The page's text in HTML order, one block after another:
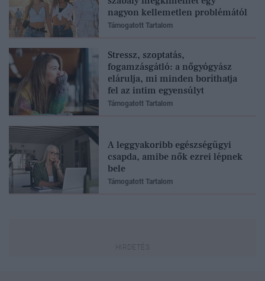
nagyon kellemetlen problémától
Támogatott Tartalom
Stressz, szoptatás,
fogamzásgátló: a nőgyógyász
elárulja, mi minden boríthatja
fel az intim egyensúlyt
Támogatott Tartalom
A leggyakoribb egészségügyi
csapda, amibe nők ezrei lépnek
bele
Támogatott Tartalom